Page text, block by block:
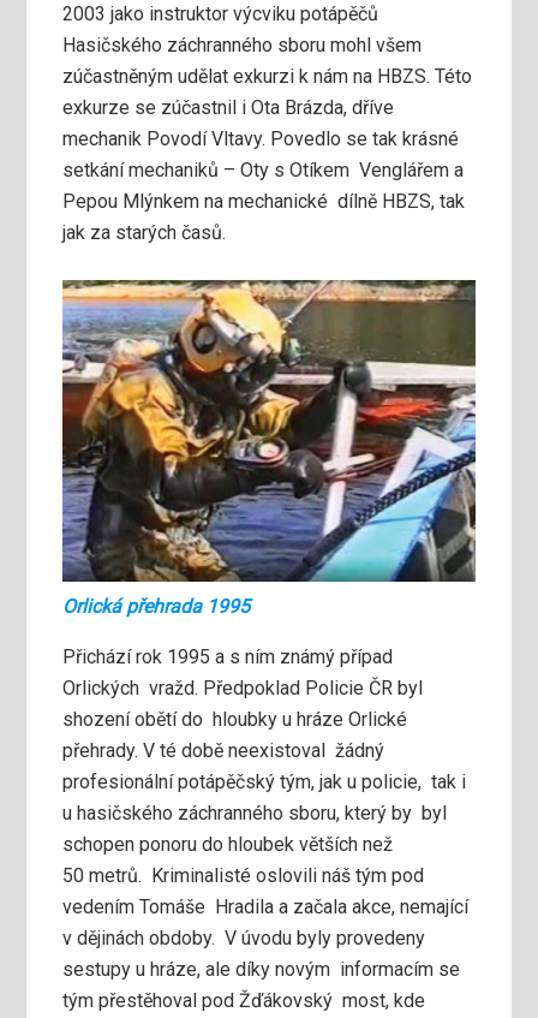
2003 jako instruktor výcviku potápěčů
Hasičského záchranného sboru mohl všem
zúčastněným udělat exkurzi k nám na HBZS. Této
exkurze se zúčastnil i Ota Brázda, dříve
mechanik Povodí Vltavy. Povedlo se tak krásné
setkání mechaniků – Oty s Otíkem Venglářem a
Pepou Mlýnkem na mechanické dílně HBZS, tak
jak za starých časů.
Orlická přehrada 1995
Přichází rok 1995 a s ním známý případ
Orlických vražd. Předpoklad Policie ČR byl
shození obětí do hloubky u hráze Orlické
přehrady. V té době neexistoval žádný
profesionální potápěčský tým, jak u policie, tak i
u hasičského záchranného sboru, který by byl
schopen ponoru do hloubek větších než
50 metrů. Kriminalisté oslovili náš tým pod
vedením Tomáše Hradila a začala akce, nemající
v dějinách obdoby. V úvodu byly provedeny
sestupy u hráze, ale díky novým informacím se
tým přestěhoval pod Žďákovský most, kde